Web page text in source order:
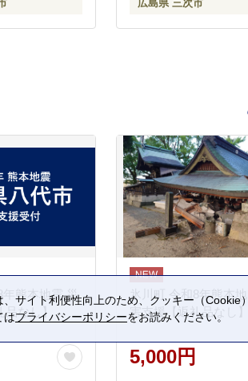
[APAZ032]
広島県 三次市
年熊本地震 災
品なし】
氷川町 令和8年熊本
害支援【返礼品なし】
5,000円
、サイト利便性向上のため、クッキー（
はプライバシーポリシーをお読みください。